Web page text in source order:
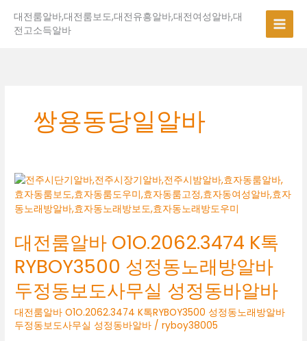
대전룸알바,대전룸보도,대전유흥알바,대전여성알바,대
전고소득알바
쌍용동당일알바
대전룸알바 O1O.2062.3474 K톡
RYBOY3500 성정동노래방알바
두정동보도사무실 성정동바알바
대전룸알바 O1O.2062.3474 K톡RYBOY3500 성정동노래방알바
두정동보도사무실 성정동바알바 /ryboy38005
대
전
룸
바
O1O.2062.3474
K
톡
RYBOY3500
성
정